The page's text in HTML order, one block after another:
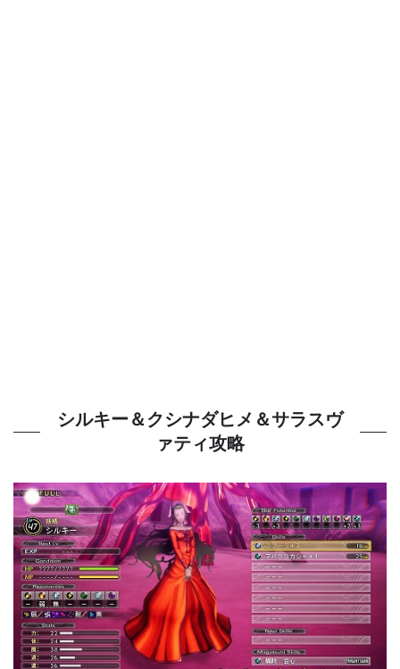
シルキー＆クシナダヒメ＆サラスヴ
ァティ攻略